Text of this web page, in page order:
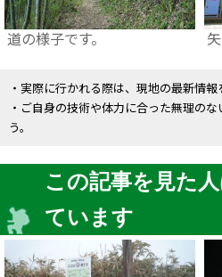
道の様子です。
・実際に行かれる際は、現地の最新情報
・ご自身の技術や体力に合った無理の
う。
この記事を見た
ています